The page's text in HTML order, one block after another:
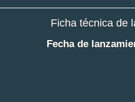
Ficha técnica de
Fecha de